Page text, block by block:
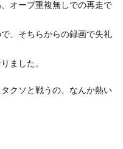
オーブ重複無しでの再走で
、そちらからの録画で失礼
ました。
クソと戦うの、なんか熱い